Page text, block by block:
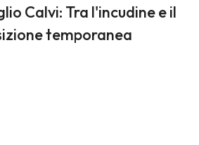
Calvi: Tra l'incudine e il
temporanea